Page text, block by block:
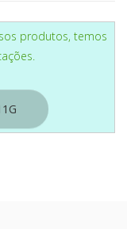
produtos, temos